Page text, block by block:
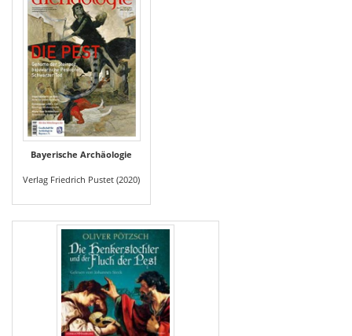
Bayerische Archäologie
Verlag Friedrich Pustet (2020)